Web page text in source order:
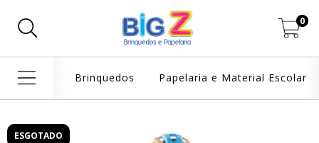
0
Brinquedos Papelaria e Material Escolar
ESGOTADO